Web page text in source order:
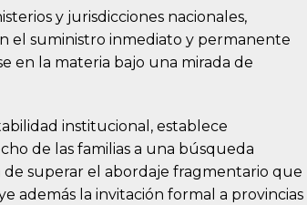
y jurisdicciones nacionales,
el suministro inmediato y permanente
en la materia bajo una mirada de
institucional, establece
de las familias a una búsqueda
superar el abordaje fragmentario que
además la invitación formal a provincias